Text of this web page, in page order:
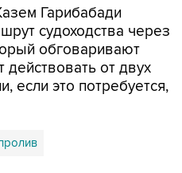
Гарибабади
судоходства через
обговаривают
действовать от двух
если это потребуется,